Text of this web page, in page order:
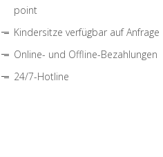
point
Kindersitze verfügbar auf Anfrage
Online- und Offline-Bezahlungen
24/7-Hotline